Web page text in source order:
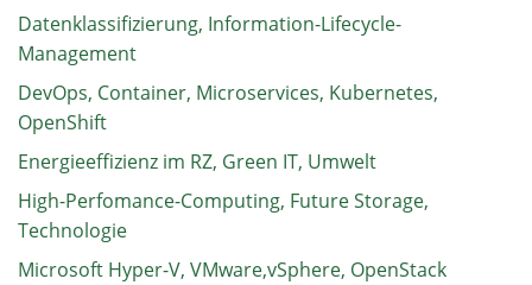
Datenklassifizierung, Information-Lifecycle-
Management
DevOps, Container, Microservices, Kubernetes,
OpenShift
Energieeffizienz im RZ, Green IT, Umwelt
High-Perfomance-Computing, Future Storage,
Technologie
Microsoft Hyper-V, VMware,vSphere, OpenStack